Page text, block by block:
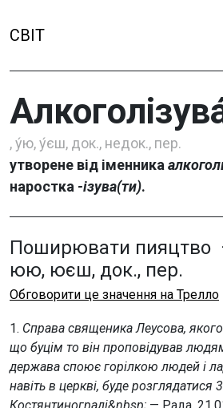
СВІТ
, у́ю, у́єш, док., недок., пер.
утворене від іменника
наростка -ізува(ти).
Поширювати пияцтво
юю, юєш, док., пер.
Обговорити це значення на Трелло
1. Справа священика Леусова,
що буцім то він проповідував
держава споює горілкою людей і
навіть в церкві, буде розглядатися